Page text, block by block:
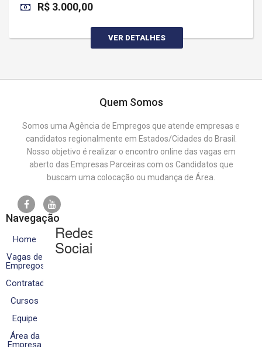
R$ 3.000,00
VER DETALHES
Quem Somos
Somos uma Agência de Empregos que atende empresas e
candidatos regionalmente em Estados/Cidades do Brasil.
Nosso objetivo é realizar o encontro online das vagas em
aberto das Empresas Parceiras com os Candidatos que
buscam uma colocação ou mudança de Área.
Navegação
Home
Vagas de
Empregos
Contratados
Cursos
Equipe
Área da
Empresa
Redes
Sociais